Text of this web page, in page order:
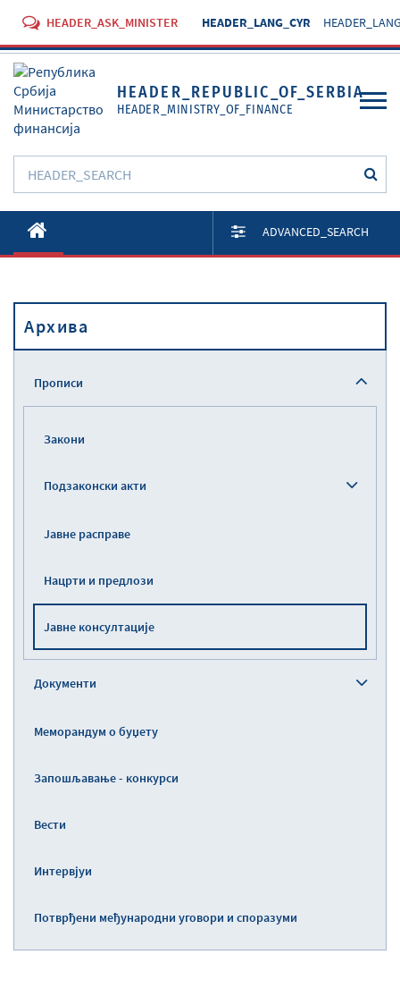
HEADER_ASK_MINISTER HEADER_LANG_CYR
HEADER_REPUBLIC_OF_SERBIA
HEADER_MINISTRY_OF_FINANCE
O Министарству
Активности
Прописи
ADVANCED_SEARCH
Архива
Прописи
Закони
Подзаконски акти
Јавне расправе
Нацрти и предлози
Јавне консултације
Документи
Меморандум о буџету
Запошљавање - конкурси
Вести
Интервјуи
Потврђени међународни уговори и споразуми